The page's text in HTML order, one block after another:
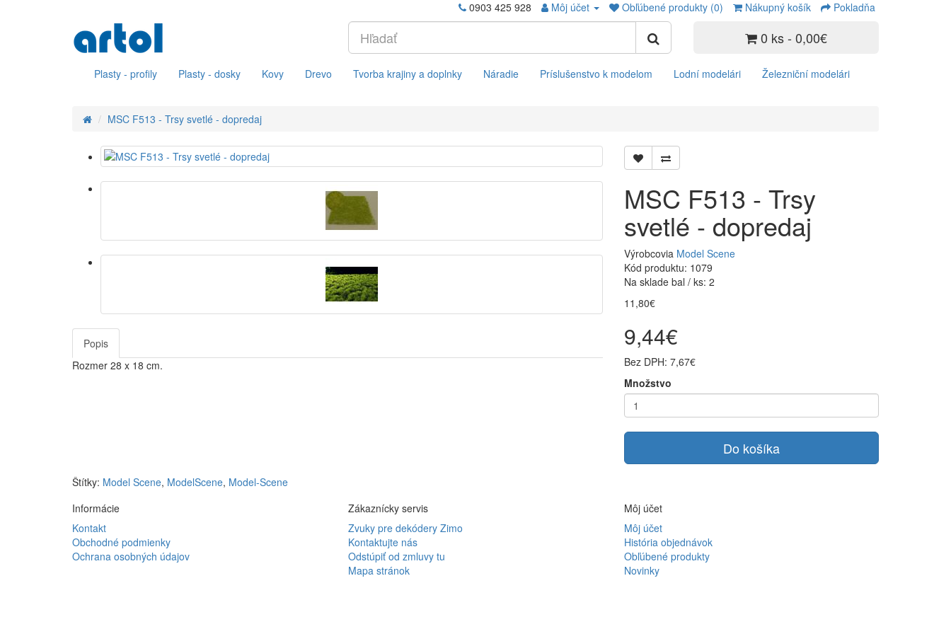
0903 425 928 Môj účet Obľúbené produkty (0) Nákupný košík Pokladňa
0 ks - 0,00€
Plasty - profily Plasty - dosky Kovy Drevo Tvorba krajiny a doplnky Náradie Príslušenstvo k modelom Lodní modelári Železniční modelári
MSC F513 - Trsy svetlé - dopredaj
Popis
Rozmer 28 x 18 cm.
MSC F513 - Trsy
svetlé - dopredaj
Výrobcovia Model Scene
Kód produktu: 1079
Na sklade bal / ks: 2
11,80€
9,44€
Bez DPH: 7,67€
Množstvo
Do košíka
Štítky: Model Scene, ModelScene, Model-Scene
Informácie
Kontakt
Obchodné podmienky
Ochrana osobných údajov
Zákaznícky servis
Zvuky pre dekódery Zimo
Kontaktujte nás
Odstúpiť od zmluvy tu
Mapa stránok
Môj účet
Môj účet
História objednávok
Obľúbené produkty
Novinky